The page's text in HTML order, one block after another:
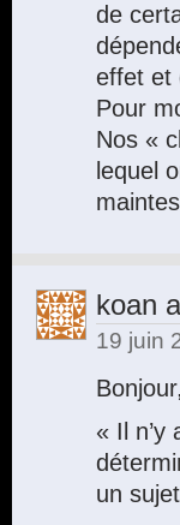
de
effet et
Pour
Nos «
lequel
koan
19 juin
Bonjour,
« Il n’y
un